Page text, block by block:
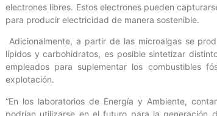
electrones libres. Estos electrones pueden
para producir electricidad de manera sostenible.
Adicionalmente, a partir de las microalgas se
lípidos y carbohidratos, es posible sintetizar
empleados para suplementar los combustibles
explotación.
“En los laboratorios de Energía y Ambiente,
podrían utilizarse en el futuro para la generación